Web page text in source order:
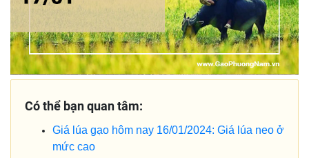
Có thể bạn quan tâm:
Giá lúa gạo hôm nay 16/01/2024: Giá lúa neo ở
mức cao